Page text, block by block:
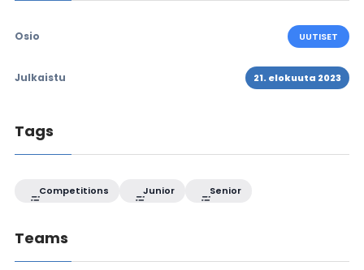
Osio UUTISET
Julkaistu 21. elokuuta 2023
Tags
Competitions Junior Senior
Teams